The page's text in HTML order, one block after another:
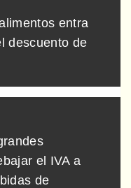
entra
descuento de
el IVA a
de